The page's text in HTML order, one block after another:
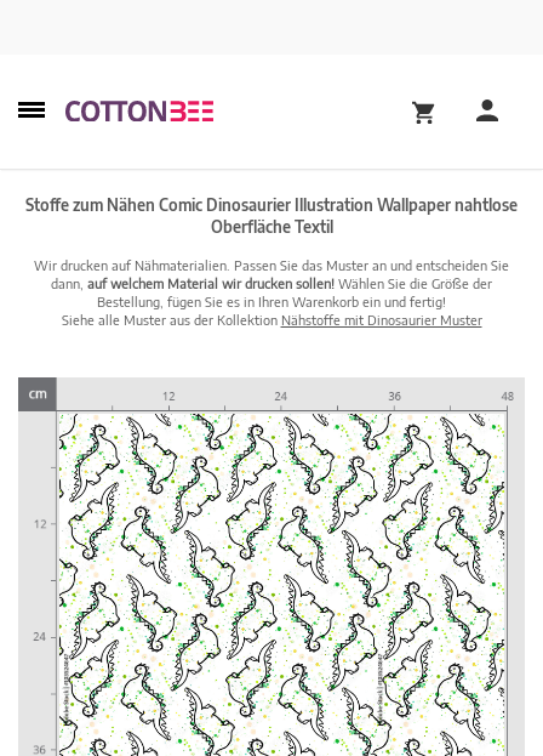
Stoffe zum Nähen Comic Dinosaurier Illustration Wallpaper nahtlose
Oberfläche Textil
Wir drucken auf Nähmaterialien. Passen Sie das Muster an und entscheiden Sie
dann, auf welchem Material wir drucken sollen! Wählen Sie die Größe der
Bestellung, fügen Sie es in Ihren Warenkorb ein und fertig!
Siehe alle Muster aus der Kollektion Nähstoffe mit Dinosaurier Muster